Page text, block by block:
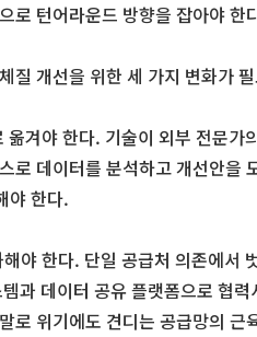
로 턴어라운드 방향을 잡아야 한
질 개선을 위한 세 가지 변화가
겨야 한다. 기술이 외부 전문가
로 데이터를 분석하고 개선안을
야 한다.
야 한다. 단일 공급처 의존에서
과 데이터 공유 플랫폼으로 협
로 위기에도 견디는 공급망의 근